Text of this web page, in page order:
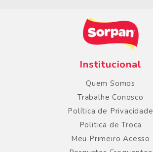
Institucional
Quem Somos
Trabalhe Conosco
Política de Privacidade
Politica de Troca
Meu Primeiro Acesso